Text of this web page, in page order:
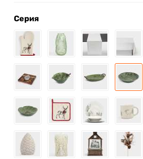
Серия